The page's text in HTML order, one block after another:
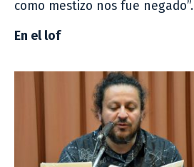
como mestizo nos fue negado”.
En el lof